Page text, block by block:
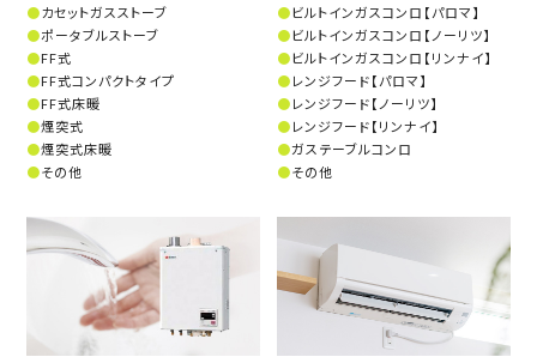
カセットガスストーブ
ポータブルストーブ
FF式
FF式コンパクトタイプ
FF式床暖
煙突式
煙突式床暖
その他
ビルトインガスコンロ【パロマ】
ビルトインガスコンロ【ノーリツ】
ビルトインガスコンロ【リンナイ】
レンジフード【パロマ】
レンジフード【ノーリツ】
レンジフード【リンナイ】
ガステーブルコンロ
その他